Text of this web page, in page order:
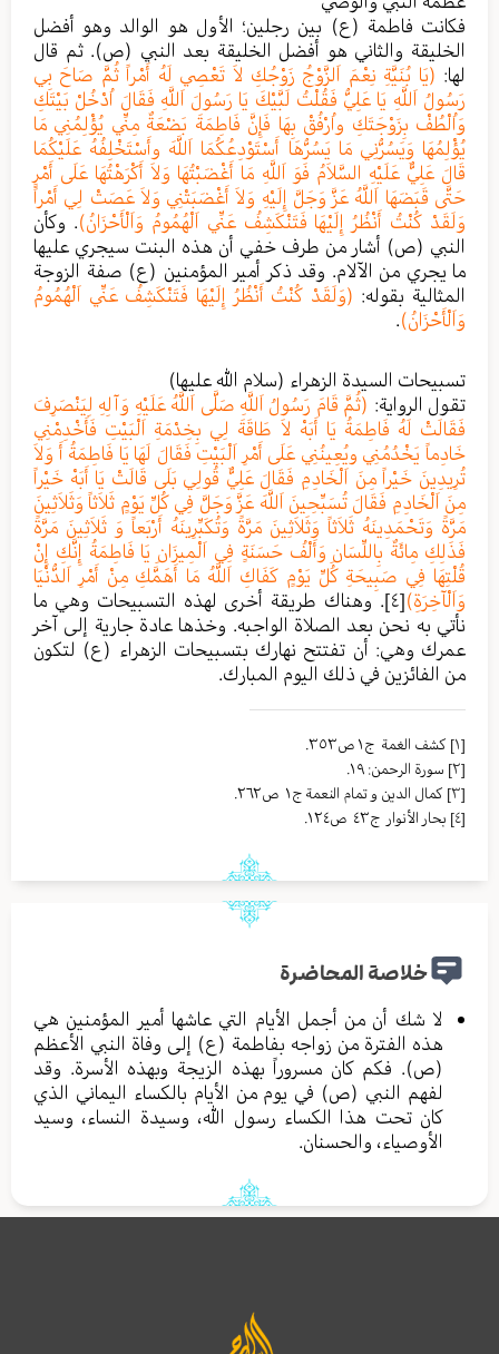
فكانت فاطمة (ع) بين رجلين؛ الأول هو الوالد وهو أفضل
الخليقة والثاني هو أفضل الخليقة بعد النبي (ص). ثم قال
لها: (يَا بُنَيَّةِ نِعْمَ اَلزَّوْجُ زَوْجُكِ لاَ تَعْصِي لَهُ أَمْراً ثُمَّ صَاحَ بِي
رَسُولُ اَللَّهِ يَا عَلِيُّ فَقُلْتُ لَبَّيْكَ يَا رَسُولَ اَللَّهِ فَقَالَ اُدْخُلْ بَيْتَكِ
وَاُلْطُفْ بِزَوْجَتَكِ واُرْفُقْ بِهَا فَإِنَّ فَاطِمَةَ بَضْعَةٌ مِنِّي يُؤْلِمُنِي مَا
يُؤْلِمُهَا وَيَسُرُّنِي مَا يَسُرُّهَا أَسْتَوْدِعُكُمَا اَللَّهَ وأَسْتَخْلِفُهُ عَلَيْكُمَا
قَالَ عَلِيٌّ عَلَيْهِ السَّلاَمُ فَوَ اَللَّهِ مَا أَغْضَبْتُهَا وَلاَ أَكْرَهْتُهَا عَلَى أَمْرٍ
حَتَّى قَبَضَهَا اَللَّهُ عَزَّ وَجَلَّ إِلَيْهِ وَلاَ أَغْضَبَتْنِي وَلاَ عَصَتْ لِي أَمْراً
وَلَقَدْ كُنْتُ أَنْظُرُ إِلَيْهَا فَتَنْكَشِفُ عَنِّي اَلْهُمُومُ وَاَلْأَحْزَانُ). وكأن
النبي (ص) أشار من طرف خفي أن هذه البنت سيجري عليها
ما يجري من الآلام. وقد ذكر أمير المؤمنين (ع) صفة الزوجة
المثالية بقوله: (وَلَقَدْ كُنْتُ أَنْظُرُ إِلَيْهَا فَتَنْكَشِفُ عَنِّي اَلْهُمُومُ
وَاَلْأَحْزَانُ).
تسبيحات السيدة الزهراء (سلام الله عليها)
تقول الرواية: (ثُمَّ قَامَ رَسُولُ اَللَّهِ صَلَّى اَللَّهُ عَلَيْهِ وَآلِهِ لِيَنْصَرِفَ
فَقَالَتْ لَهُ فَاطِمَةُ يَا أَبَهْ لاَ طَاقَةَ لِي بِخِدْمَةِ اَلْبَيْتِ فَأَخْدِمْنِي
خَادِماً يَخْدُمُنِي ويُعِينُنِي عَلَى أَمْرِ اَلْبَيْتِ فَقَالَ لَهَا يَا فَاطِمَةُ أَ وَلاَ
تُرِيدِينَ خَيْراً مِنَ اَلْخَادِمِ فَقَالَ عَلِيٌّ قُولِي بَلَى قَالَتْ يَا أَبَهْ خَيْراً
مِنَ اَلْخَادِمِ فَقَالَ تُسَبِّحِينَ اَللَّهَ عَزَّ وَجَلَّ فِي كُلِّ يَوْمٍ ثَلاَثاً وَثَلاَثِينَ
مَرَّةً وَتَحْمَدِينَهُ ثَلاَثاً وَثَلاَثِينَ مَرَّةً وَتُكَبِّرِينَهُ أَرْبَعاً وَ ثَلاَثِينَ مَرَّةً
فَذَلِكِ مِائَةٌ بِاللِّسَانِ وَأَلْفُ حَسَنَةٍ فِي اَلْمِيزَانِ يَا فَاطِمَةُ إِنَّكِ إِنْ
قُلْتِهَا فِي صَبِيحَةِ كُلِّ يَوْمٍ كَفَاكِ اَللَّهُ مَا أَهَمَّكِ مِنْ أَمْرِ اَلدُّنْيَا
وَاَلْآخِرَةِ)[٤]
. وهناك طريقة أخرى لهذه التسبيحات وهي ما
نأتي به نحن بعد الصلاة الواجبه. وخذها عادة جارية إلى آخر
عمرك وهي: أن تفتتح نهارك بتسبيحات الزهراء (ع) لتكون
من الفائزين في ذلك اليوم المبارك.
[١]
كشف الغمة ج١ ص٣٥٣.
[٢]
سورة الرحمن: ١٩.
[٣]
کمال الدين و تمام النعمة ج١ ص٢٦٢.
[٤]
بحار الأنوار ج٤٣ ص١٢٤.
خلاصة المحاضرة
لا شك أن من أجمل الأيام التي عاشها أمير المؤمنين هي
هذه الفترة من زواجه بفاطمة (ع) إلى وفاة النبي الأعظم
(ص). فكم كان مسروراً بهذه الزيجة وبهذه الأسرة. وقد
لفهم النبي (ص) في يوم من الأيام بالكساء اليماني الذي
كان تحت هذا الكساء رسول الله، وسيدة النساء، وسيد
الأوصياء، والحسنان.